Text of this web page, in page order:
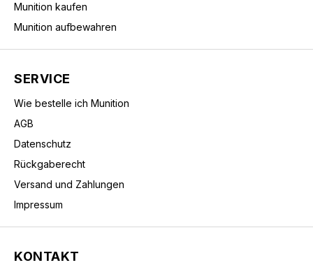
Munition kaufen
Munition aufbewahren
SERVICE
Wie bestelle ich Munition
AGB
Datenschutz
Rückgaberecht
Versand und Zahlungen
Impressum
KONTAKT